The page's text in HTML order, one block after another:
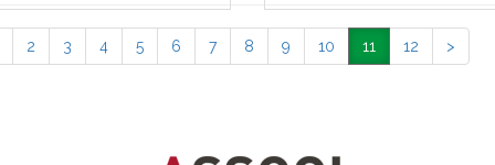
2 3 4 5 6 7 8 9 10 11 12 >